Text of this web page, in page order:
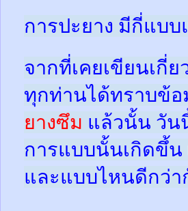
การปะยาง มีกี่แบ
จากที่เคยเขียนเกี่ย
ทุกท่านได้ทราบข้อ
ยางซึม แล้วนั้น วัน
การแบบนั้นเกิดขึ้น
และแบบไหนดีกว่า